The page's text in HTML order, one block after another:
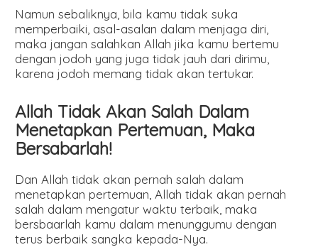
Namun sebaliknya, bila kamu tidak suka
memperbaiki, asal-asalan dalam menjaga diri,
maka jangan salahkan Allah jika kamu bertemu
dengan jodoh yang juga tidak jauh dari dirimu,
karena jodoh memang tidak akan tertukar.
Allah Tidak Akan Salah Dalam
Menetapkan Pertemuan, Maka
Bersabarlah!
Dan Allah tidak akan pernah salah dalam
menetapkan pertemuan, Allah tidak akan pernah
salah dalam mengatur waktu terbaik, maka
bersbaarlah kamu dalam menunggumu dengan
terus berbaik sangka kepada-Nya.